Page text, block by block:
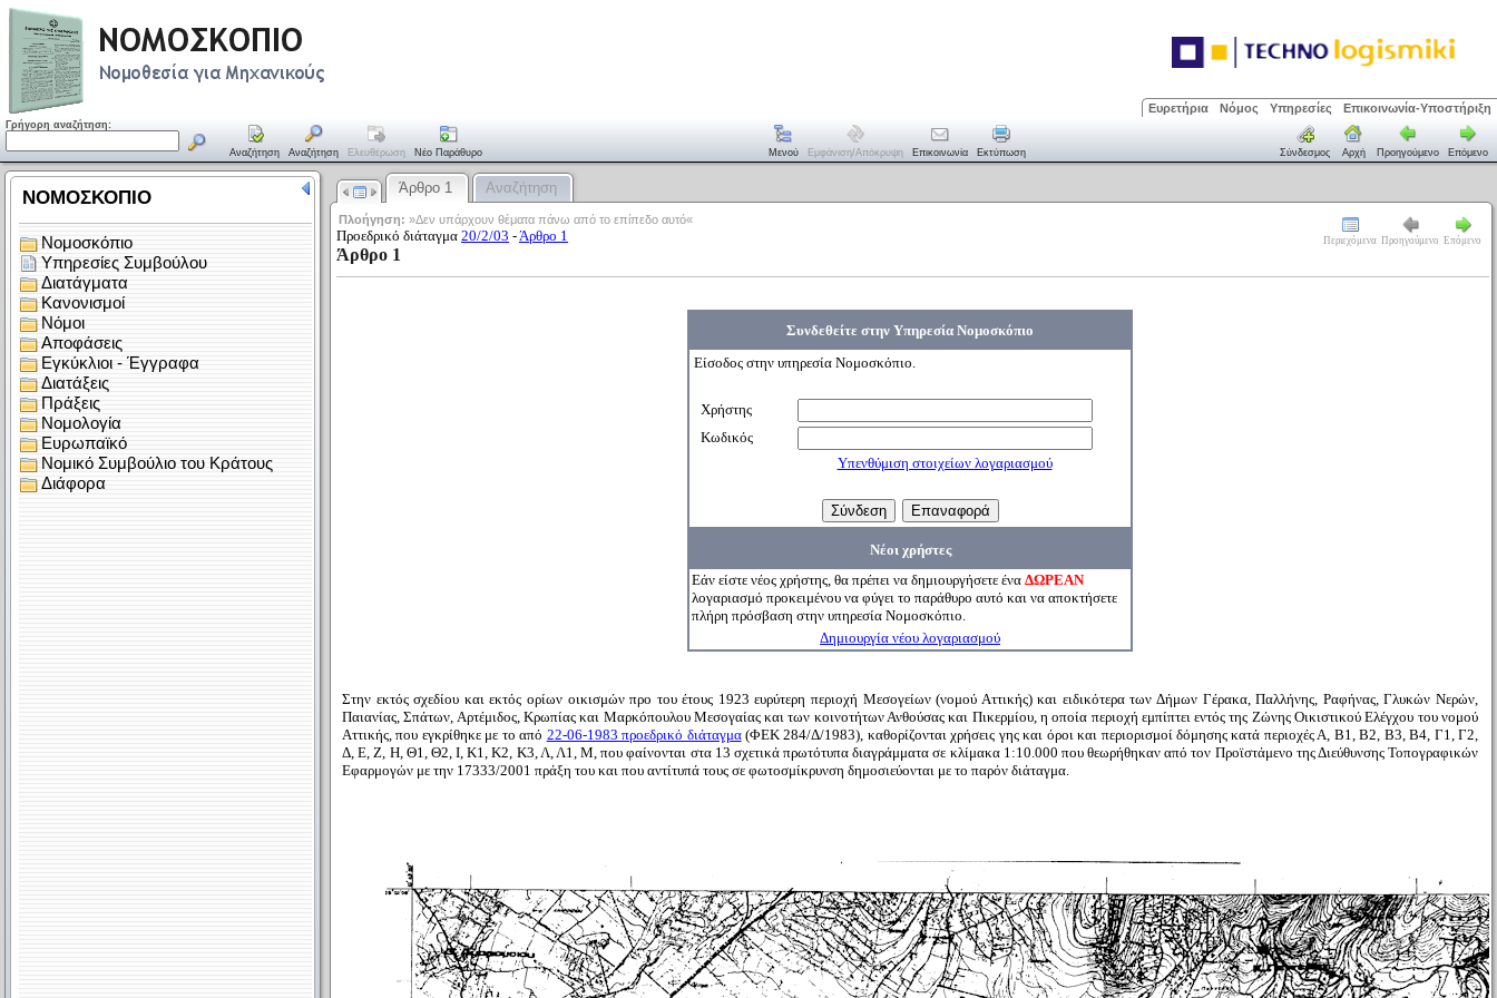
Ευρετήρια Νόμος Υπηρεσίες Επικοινωνία-Υποστήριξη
Γρήγορη αναζήτηση:
Αναζήτηση Αναζήτηση Ελευθέρωση Νέο Παράθυρο Μενού Εμφάνιση/απόκρυψη Επικοινωνία Εκτύπωση Σύνδεσμος Αρχή Προηγούμενο Επόμενο
Άρθρο 1 Αναζήτηση